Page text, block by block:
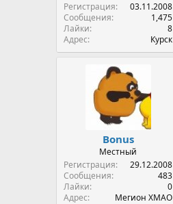
Регистрация
03.11.2008
Сообщения
1,475
Лайки
8
Адрес
Курск
Bonus
Местный
Регистрация
29.12.2008
Сообщения
483
Лайки
0
Адрес
Мегион ХМАО